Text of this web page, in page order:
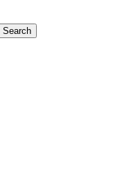
Search